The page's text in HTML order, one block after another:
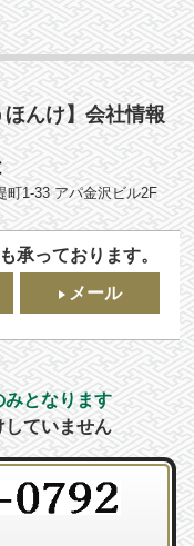
んけ】会社情報
町1-33 アパ金沢ビル2F
承っております。
メール
みとなります
ていません